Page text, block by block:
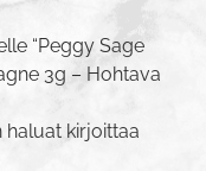
“Peggy Sage
3g – Hohtava
haluat kirjoittaa